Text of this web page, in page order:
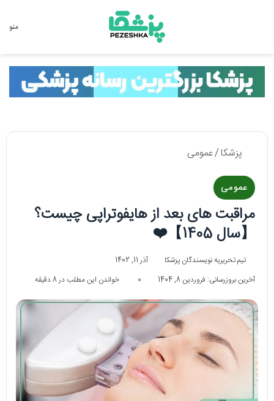
منو
پزشکا/عمومی
عمومی
مراقبت های بعد از هایفوتراپی چیست؟
【سال 1405】❤️
تیم تحریریه نویسندگان پزشکا
آذر 11, 1402
آخرین بروزرسانی: فروردین 8, 1404
0 خواندن این مطلب در 8 دقیقه